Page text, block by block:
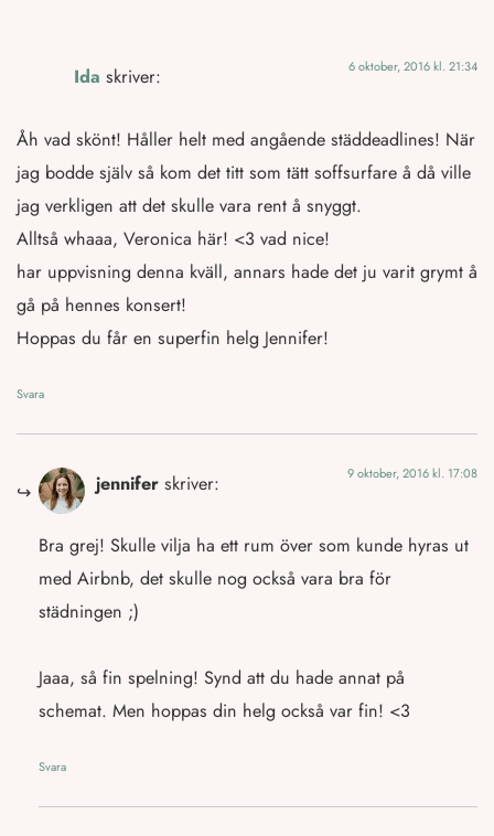
Ida skriver: 6 oktober, 2016 kl. 21:34
Åh vad skönt! Håller helt med angående städdeadlines! När
jag bodde själv så kom det titt som tätt soffsurfare å då ville
jag verkligen att det skulle vara rent å snyggt.
Alltså whaaa, Veronica här! <3 vad nice!
har uppvisning denna kväll, annars hade det ju varit grymt å
gå på hennes konsert!
Hoppas du får en superfin helg Jennifer!
Svara
jennifer skriver: 9 oktober, 2016 kl. 17:08
Bra grej! Skulle vilja ha ett rum över som kunde hyras ut
med Airbnb, det skulle nog också vara bra för
städningen ;)
Jaaa, så fin spelning! Synd att du hade annat på
schemat. Men hoppas din helg också var fin! <3
Svara